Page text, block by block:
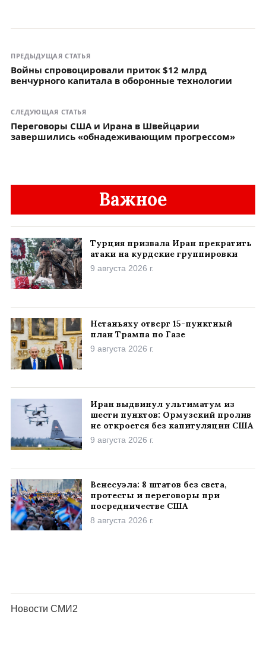
ПРЕДЫДУЩАЯ СТАТЬЯ
Войны спровоцировали приток $12 млрд
венчурного капитала в оборонные технологии
СЛЕДУЮЩАЯ СТАТЬЯ
Переговоры США и Ирана в Швейцарии
завершились «обнадеживающим прогрессом»
Важное
Турция призвала Иран прекратить
атаки на курдские группировки
9 августа 2026 г.
Нетаньяху отверг 15-пунктный
план Трампа по Газе
9 августа 2026 г.
Иран выдвинул ультиматум из
шести пунктов: Ормузский пролив
не откроется без капитуляции США
9 августа 2026 г.
Венесуэла: 8 штатов без света,
протесты и переговоры при
посредничестве США
8 августа 2026 г.